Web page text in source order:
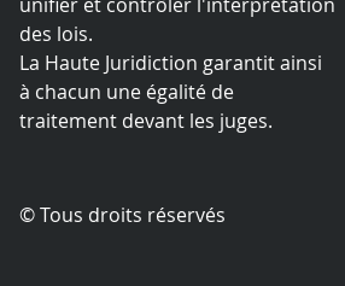
unifier et contrôler l'interprétation
des lois.
La Haute Juridiction garantit ainsi
à chacun une égalité de
traitement devant les juges.
© Tous droits réservés